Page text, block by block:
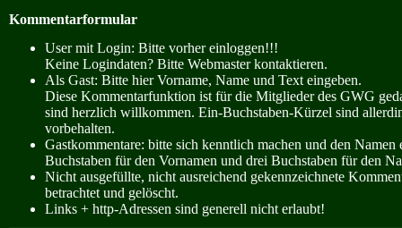
Kommentarformular
User mit Login: Bitte vorher einloggen!!!
Keine Logindaten? Bitte Webmaster kontaktieren.
Als Gast: Bitte hier Vorname, Name und Text eingeben.
Diese Kommentarfunktion ist für die Mitglieder des GWG
sind herzlich willkommen. Ein-Buchstaben-Kürzel sind
vorbehalten.
Gastkommentare: bitte sich kenntlich machen und den Namen
Buchstaben für den Vornamen und drei Buchstaben für den
Nicht ausgefüllte, nicht ausreichend gekennzeichnete
betrachtet und gelöscht.
Links + http-Adressen sind generell nicht erlaubt!